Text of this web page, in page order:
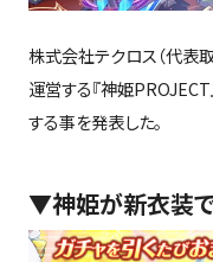
株式会社テクロス（代表取
運営する『神姫PROJECT
する事を発表した。
▼神姫が新衣装で